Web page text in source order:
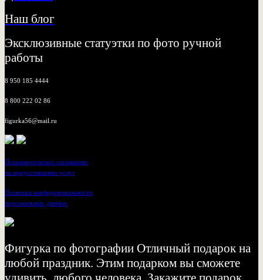
Наш блог
Эксклюзивные статуэтки по фото ручной
работы
8 950 185 4444
8 800 222 02 86
figurka56@mail.ru
Пользовательское соглашение
на предоставление услуг
Политика конфиденциальности
персональных данных
Фигурка по фотографии Отличный подарок на
любой праздник. Этим подарком вы сможете